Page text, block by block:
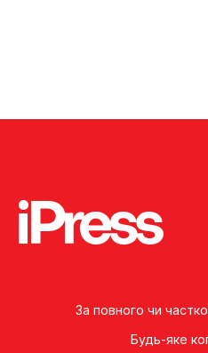
За повного чи
Будь-яке